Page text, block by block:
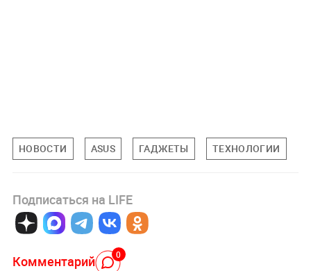
НОВОСТИ ASUS ГАДЖЕТЫ ТЕХНОЛОГИИ
Подписаться на LIFE
Комментарий 0